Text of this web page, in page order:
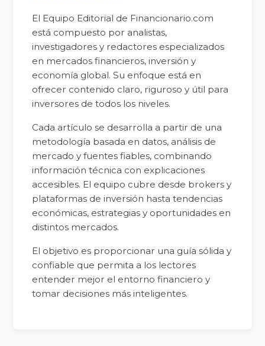
El Equipo Editorial de Financionario.com
está compuesto por analistas,
investigadores y redactores especializados
en mercados financieros, inversión y
economía global. Su enfoque está en
ofrecer contenido claro, riguroso y útil para
inversores de todos los niveles.
Cada artículo se desarrolla a partir de una
metodología basada en datos, análisis de
mercado y fuentes fiables, combinando
información técnica con explicaciones
accesibles. El equipo cubre desde brokers y
plataformas de inversión hasta tendencias
económicas, estrategias y oportunidades en
distintos mercados.
El objetivo es proporcionar una guía sólida y
confiable que permita a los lectores
entender mejor el entorno financiero y
tomar decisiones más inteligentes.